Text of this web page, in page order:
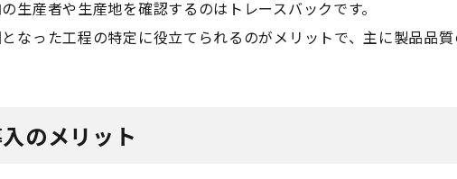
生産者や生産地を確認するのはトレースバックです。
なった工程の特定に役立てられるのがメリットで、主に製品品
のメリット